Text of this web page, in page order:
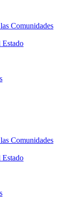
Comunidades
Estado
Comunidades
Estado